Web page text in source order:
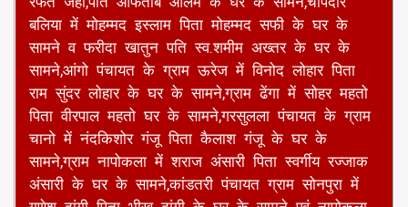
रफत जहां,पति आफताब आलम के घर के सामने,चोपदार
बलिया में मोहम्मद इस्लाम पिता मोहम्मद सफी के घर के
सामने व फरीदा खातुन पति स्व.शमीम अख्तर के घर के
सामने,आंगो पंचायत के ग्राम ऊरेज में विनोद लोहार पिता
राम सुंदर लोहार के घर के सामने,ग्राम ढेंगा में सोहर महतो
पिता वीरपाल महतो घर के सामने,गरसुलला पंचायत के ग्राम
चानो में नंदकिशोर गंजू पिता कैलाश गंजू के घर के
सामने,ग्राम नापोकला में शराज अंसारी पिता स्वर्गीय रज्जाक
अंसारी के घर के सामने,कांडतरी पंचायत ग्राम सोनपुरा में